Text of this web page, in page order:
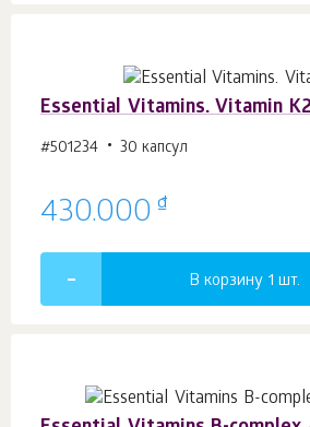
Essential Vitamins. Vitamin
#501234 30 капсул
430.000 ₫
В корзину 1 шт.